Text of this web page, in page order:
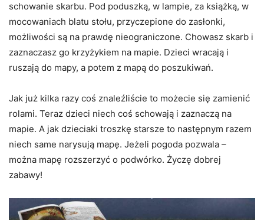
schowanie skarbu. Pod poduszką, w lampie, za książką, w
mocowaniach blatu stołu, przyczepione do zasłonki,
możliwości są na prawdę nieograniczone. Chowasz skarb i
zaznaczasz go krzyżykiem na mapie. Dzieci wracają i
ruszają do mapy, a potem z mapą do poszukiwań.
Jak już kilka razy coś znaleźliście to możecie się zamienić
rolami. Teraz dzieci niech coś schowają i zaznaczą na
mapie. A jak dzieciaki troszkę starsze to następnym razem
niech same narysują mapę. Jeżeli pogoda pozwala –
można mapę rozszerzyć o podwórko. Życzę dobrej
zabawy!